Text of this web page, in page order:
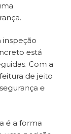
inspeção
está
Com a
de jeito
e
é a forma